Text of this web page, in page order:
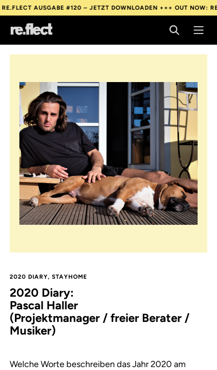
AUSGABE #120 – JETZT DOWNLOADEN +++OUT NOW: RE.FLECT
AUSGABE #120 – JETZT DOWNLOADEN +++
2020 DIARY, STAYHOME
2020 Diary:
Pascal Haller
(Projektmanager / freier Berater /
Musiker)
Welche Worte beschreiben das Jahr 2020 am